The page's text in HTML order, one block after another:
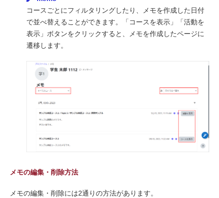
コースごとにフィルタリングしたり、メモを作成した日付
で並べ替えることができます。「コースを表示」「活動を
表示」ボタンをクリックすると、メモを作成したページに
遷移します。
メモの編集・削除方法
メモの編集・削除には2通りの方法があります。